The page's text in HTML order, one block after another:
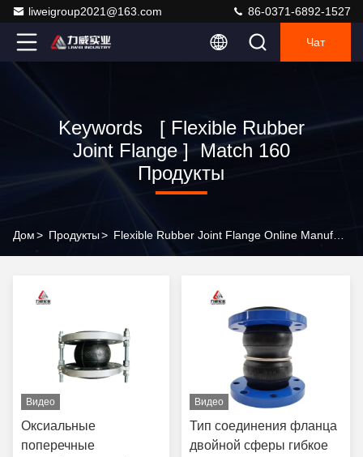
liweigroup2021@163.com 86-0371-6892-1527
Чат
Keywords [ Flexible Rubber
Joint Flange ] Match 160
Продукты
Дом> Продукты>
Видео
Оксиальные
поперечные
Видео
Тип соединения фланца
двойной сферы гибкое